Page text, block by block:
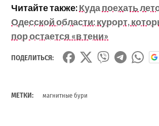
Читайте также:Куда поехать
Одесской области: курорт,
пор остается «в тени»
ПОДЕЛИТЬСЯ:
МЕТКИ: магнитные бури